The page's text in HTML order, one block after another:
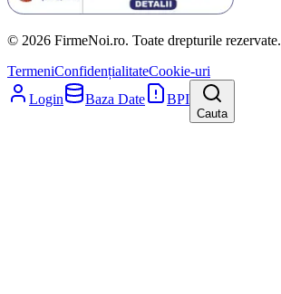
© 2026 FirmeNoi.ro. Toate drepturile rezervate.
TermeniConfidențialitateCookie-uri
Login
Baza Date BPI
Cauta